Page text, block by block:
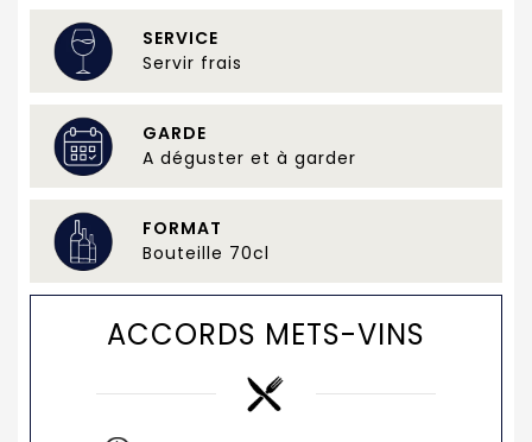
SERVICE
Servir frais
GARDE
A déguster et à garder
FORMAT
Bouteille 70cl
ACCORDS METS-VINS